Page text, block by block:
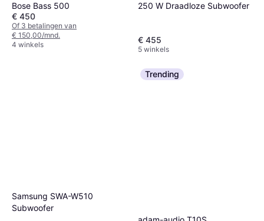
Bose Bass 500
€ 450
Of 3 betalingen van
€ 150,00/mnd.
4 winkels
250 W Draadloze Subwoofer
€ 455
5 winkels
Samsung SWA-W510
Subwoofer
Trending